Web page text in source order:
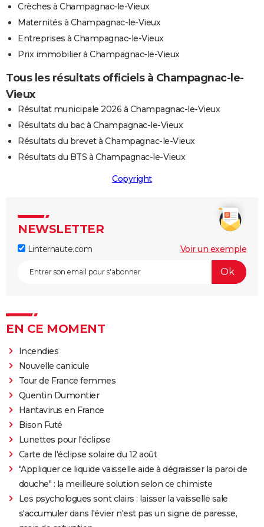
Crèches à Champagnac-le-Vieux
Maternités à Champagnac-le-Vieux
Entreprises à Champagnac-le-Vieux
Prix immobilier à Champagnac-le-Vieux
Tous les résultats officiels à Champagnac-le-
Vieux
Résultat municipale 2026 à Champagnac-le-Vieux
Résultats du bac à Champagnac-le-Vieux
Résultats du brevet à Champagnac-le-Vieux
Résultats du BTS à Champagnac-le-Vieux
Copyright
NEWSLETTER
Linternaute.com Voir un exemple
EN CE MOMENT
Incendies
Nouvelle canicule
Tour de France femmes
Quentin Dumontier
Hantavirus en France
Bison Futé
Lunettes pour l'éclipse
Carte de l'éclipse solaire du 12 août
"Appliquer ce liquide vaisselle aide à dégraisser la paroi de
douche" : la meilleure solution selon ce chimiste
Les psychologues sont clairs : laisser la vaisselle sale
s'accumuler dans l'évier n'est pas un signe de paresse,